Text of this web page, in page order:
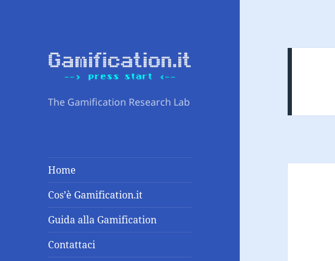
The Gamification Research Lab
Home
Cos’è Gamification.it
Guida alla Gamification
Contattaci